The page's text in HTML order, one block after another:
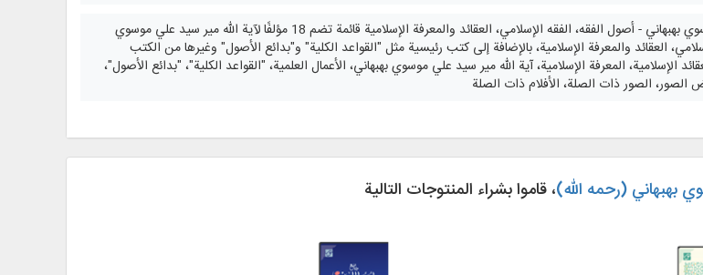
مجموعة مؤلفات آية الله مير سيد علي موسوي بهبهاني - أصول الفقه، الفقه الإسلامي، العقائد والمعرفة الإسلامية قائمة تضم 18 مؤلفًا لآية الله مير سيد علي موسوي
العقائد والمعرفة الإسلامية، بالإضافة إلى كتب رئيسية مثل "القواعد الكلية" و"بدائع الأصول" وغيرها من الكتب
الإسلامية، المعرفة الإسلامية، آية الله مير سيد علي موسوي بهبهاني، الأعمال العلمية، "القواعد الكلية"، "بدائع الأصول"،
الصور، الصور ذات الصلة، الأفلام ذات الصلة
بهبهاني (رحمه الله)، قاموا بشراء المنتوجات التالية